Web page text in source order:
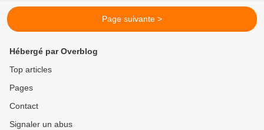
Page suivante >
Hébergé par Overblog
Top articles
Pages
Contact
Signaler un abus